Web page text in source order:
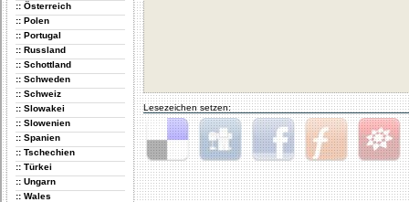
:: Österreich
:: Polen
:: Portugal
:: Russland
:: Schottland
:: Schweden
:: Schweiz
:: Slowakei
:: Slowenien
:: Spanien
:: Tschechien
:: Türkei
:: Ungarn
:: Wales
Lesezeichen setzen:
Delicious Digg Facebook Furl StudiVZ